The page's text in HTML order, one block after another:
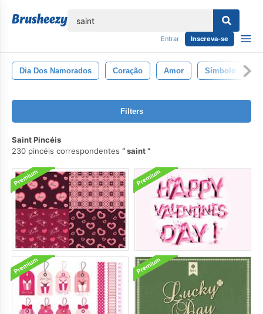
Entrar Inscreva-se
Dia Dos Namorados Coração Amor Símbolo
Filters
Saint Pincéis
230 pincéis correspondentes
saint